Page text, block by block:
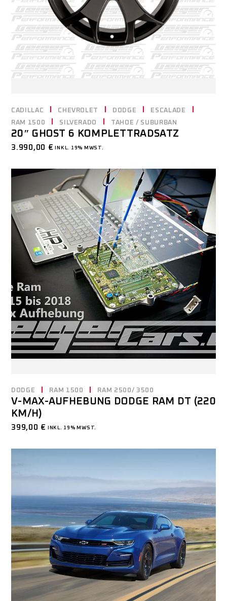
CADILLAC CHEVROLET DODGE
ESCALADE
RAM 1500
SILVERADO TAHOE / SUBURBAN
20″ GHOST 6 KOMPLETTRADSATZ
3.990,00 € INKL. 19% MWST.
DODGE RAM 1500 RAM 2500/ 3500
V-MAX-AUFHEBUNG DODGE RAM DT (220
KM/H)
399,00 € INKL. 19% MWST.